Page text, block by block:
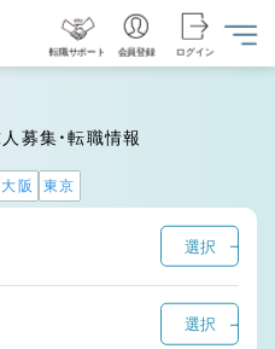
転職サポート 会員登録 ログイン
募集・転職情報
大阪 東京
選択
選択